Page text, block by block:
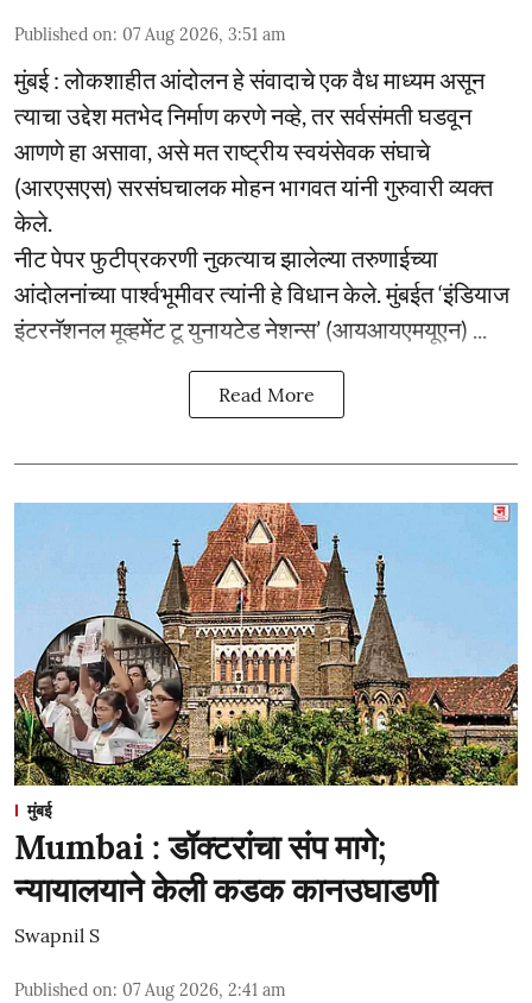
Published on: 07 Aug 2026, 3:51 am
मुंबई : लोकशाहीत आंदोलन हे संवादाचे एक वैध माध्यम असून
त्याचा उद्देश मतभेद निर्माण करणे नव्हे, तर सर्वसंमती घडवून
आणणे हा असावा, असे मत राष्ट्रीय स्वयंसेवक संघाचे
(आरएसएस) सरसंघचालक मोहन भागवत यांनी गुरुवारी व्यक्त
केले.
नीट पेपर फुटीप्रकरणी नुकत्याच झालेल्या तरुणाईच्या
आंदोलनांच्या पार्श्वभूमीवर त्यांनी हे विधान केले. मुंबईत ‘इंडियाज
इंटरनॅशनल मूव्हमेंट टू युनायटेड नेशन्स’ (आयआयएमयूएन) ...
Read More
मुंबई
Mumbai : डॉक्टरांचा संप मागे;
न्यायालयाने केली कडक कानउघाडणी
Swapnil S
Published on: 07 Aug 2026, 2:41 am